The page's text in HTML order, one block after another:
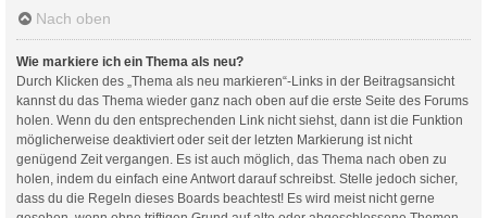
Nach oben
Wie markiere ich ein Thema als neu?
Durch Klicken des „Thema als neu markieren“-Links in der Beitragsansicht
kannst du das Thema wieder ganz nach oben auf die erste Seite des Forums
holen. Wenn du den entsprechenden Link nicht siehst, dann ist die Funktion
möglicherweise deaktiviert oder seit der letzten Markierung ist nicht
genügend Zeit vergangen. Es ist auch möglich, das Thema nach oben zu
holen, indem du einfach eine Antwort darauf schreibst. Stelle jedoch sicher,
dass du die Regeln dieses Boards beachtest! Es wird meist nicht gerne